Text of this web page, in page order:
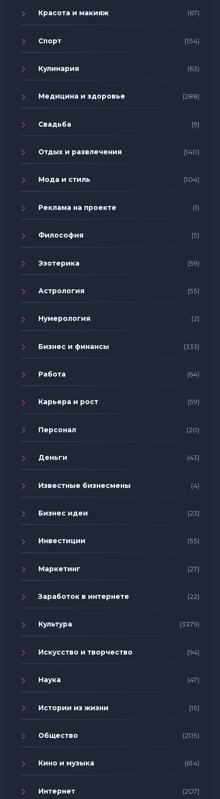
Красота и макияж (67)
Спорт (154)
Кулинария (63)
Медицина и здоровье (288)
Свадьба (9)
Отдых и развлечения (140)
Мода и стиль (104)
Реклама на проекте (1)
Философия (5)
Эзотерика (59)
Астрология (55)
Нумерология (2)
Бизнес и финансы (333)
Работа (64)
Карьера и рост (59)
Персонал (20)
Деньги (43)
Известные бизнесмены (4)
Бизнес идеи (23)
Инвестиции (55)
Маркетинг (27)
Заработок в интернете (22)
Культура (3379)
Искусство и творчество (94)
Наука (47)
Истории из жизни (15)
Общество (2115)
Кино и музыка (614)
Интернет (207)